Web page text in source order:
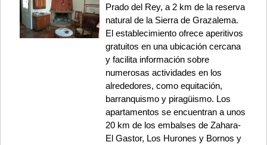
Prado del Rey, a 2 km de la reserva
natural de la Sierra de Grazalema.
El establecimiento ofrece aperitivos
gratuitos en una ubicación cercana
y facilita información sobre
numerosas actividades en los
alrededores, como equitación,
barranquismo y piragüismo. Los
apartamentos se encuentran a unos
20 km de los embalses de Zahara-
El Gastor, Los Hurones y Bornos y